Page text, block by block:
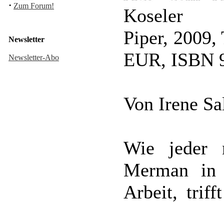
· Zum Forum!
Newsletter
Newsletter-Abo
Koseler
Piper, 2009,
EUR, ISBN
Von Irene
Wie jeder
Merman in
Arbeit,